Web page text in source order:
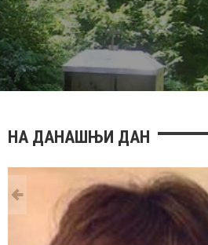
НА ДАНАШЊИ ДАН